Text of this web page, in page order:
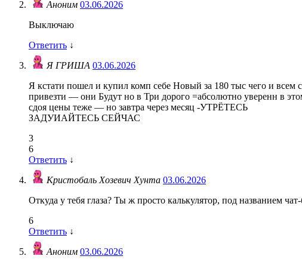
Аноним 03.06.2026
Выключаю
Ответить ↓
Я ГРИША 03.06.2026
Я кстати пошел и купил комп себе Новый за 180 тыс чего и всем
привезти — они Будут но в Три дорого =абсолютно уверенн в
сдоя цены теже — но завтра через месяц -УТРЁТЕСЬ
ЗАДУИАЙТЕСЬ СЕЙЧАС
3
6
Ответить ↓
Кристобаль Хозевич Хунта 03.06.2026
Откуда у тебя глаза? Ты ж просто калькулятор, под названием чат-
6
Ответить ↓
Аноним 03.06.2026